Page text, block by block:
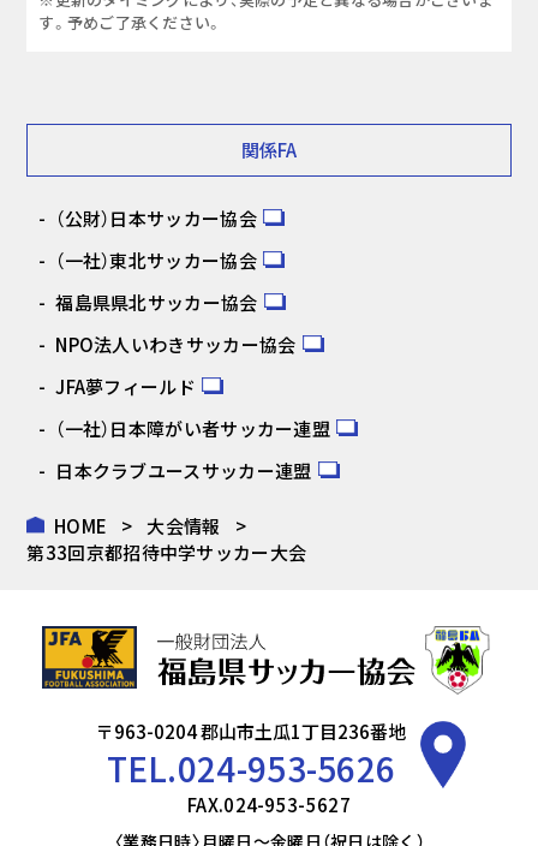
す。予めご了承ください。
関係FA
（公財）日本サッカー協会
（一社）東北サッカー協会
福島県県北サッカー協会
NPO法人いわきサッカー協会
JFA夢フィールド
（一社）日本障がい者サッカー連盟
日本クラブユースサッカー連盟
HOME
大会情報
第33回京都招待中学サッカー大会
〒963-0204 郡山市土瓜1丁目236番地
TEL.024-953-5626
FAX.024-953-5627
〈業務日時〉月曜日～金曜日（祝日は除く）